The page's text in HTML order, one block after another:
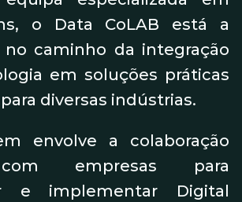
o Data CoLAB está a
no caminho da integração
em soluções práticas
diversas indústrias.
envolve a colaboração
empresas para
e implementar Digital